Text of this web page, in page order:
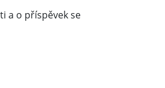
a o příspěvek se